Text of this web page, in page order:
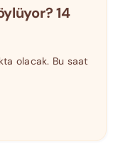
14
olacak. Bu saat